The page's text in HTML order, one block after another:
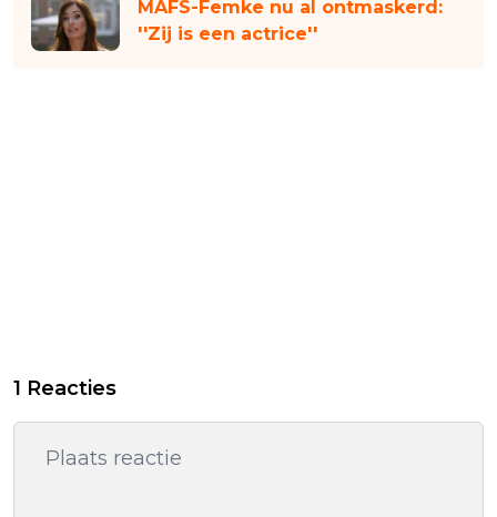
MAFS-Femke nu al ontmaskerd:
''Zij is een actrice''
1 Reacties